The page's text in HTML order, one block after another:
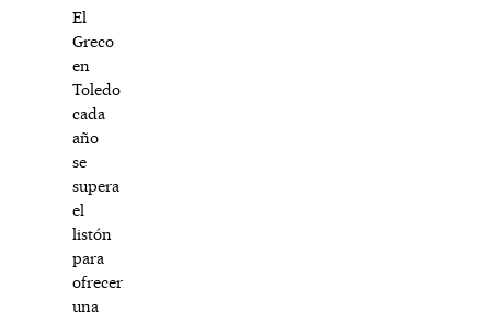
El
Greco
en
Toledo
cada
año
se
supera
el
listón
para
ofrecer
una